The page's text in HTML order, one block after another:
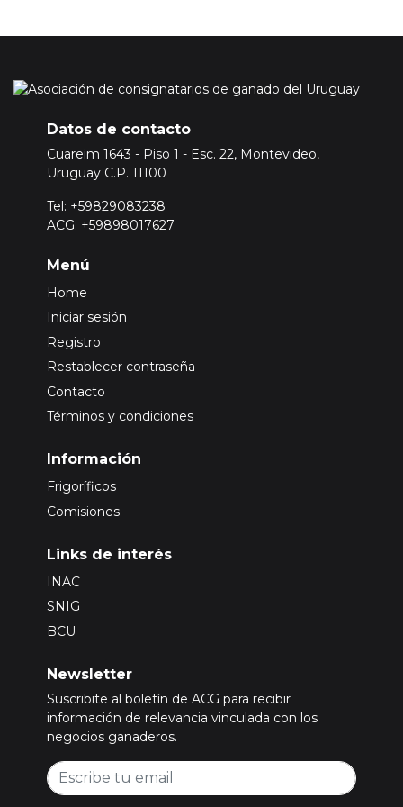
Datos de contacto
Cuareim 1643 - Piso 1 - Esc. 22, Montevideo,
Uruguay C.P. 11100
Tel: +59829083238
ACG: +59898017627
Menú
Home
Iniciar sesión
Registro
Restablecer contraseña
Contacto
Términos y condiciones
Información
Frigoríficos
Comisiones
Links de interés
INAC
SNIG
BCU
Newsletter
Suscribite al boletín de ACG para recibir
información de relevancia vinculada con los
negocios ganaderos.